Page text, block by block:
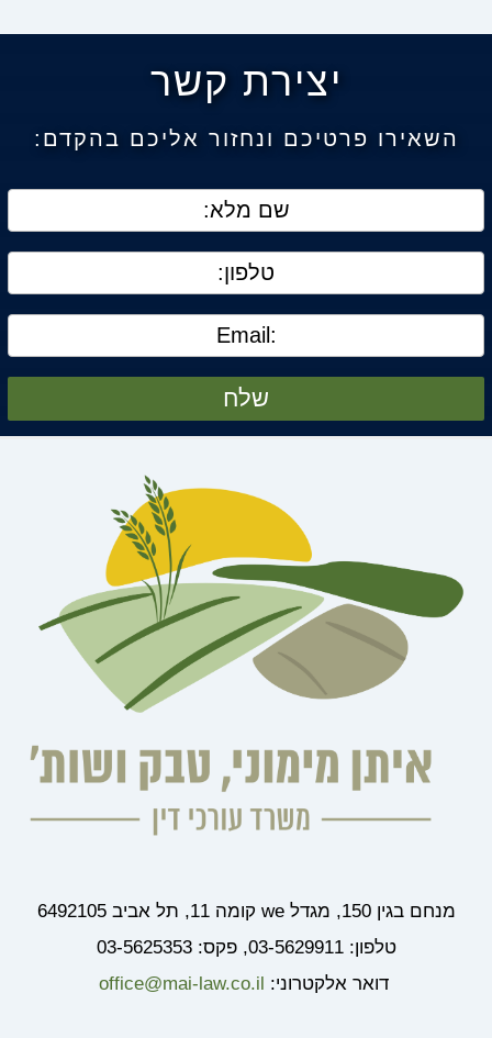
יצירת קשר
השאירו פרטיכם ונחזור אליכם בהקדם:
שלח
מנחם בגין 150, מגדל we קומה 11, תל אביב 6492105
טלפון: 03-5629911, פקס: 03-5625353
דואר אלקטרוני: office@mai-law.co.il